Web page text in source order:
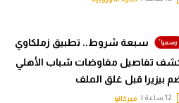
سبعة شروط.. تطبيق زملكاوي
تفاصيل مفاوضات شباب الأهلي
بيزيرا قبل غلق الملف
ميركاتو